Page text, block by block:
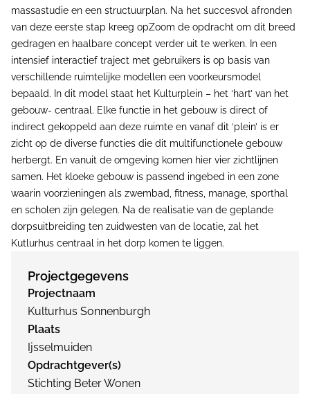
massastudie en een structuurplan. Na het succesvol afronden
van deze eerste stap kreeg opZoom de opdracht om dit breed
gedragen en haalbare concept verder uit te werken. In een
intensief interactief traject met gebruikers is op basis van
verschillende ruimtelijke modellen een voorkeursmodel
bepaald. In dit model staat het Kulturplein – het ‘hart’ van het
gebouw- centraal. Elke functie in het gebouw is direct of
indirect gekoppeld aan deze ruimte en vanaf dit ‘plein’ is er
zicht op de diverse functies die dit multifunctionele gebouw
herbergt. En vanuit de omgeving komen hier vier zichtlijnen
samen. Het kloeke gebouw is passend ingebed in een zone
waarin voorzieningen als zwembad, fitness, manage, sporthal
en scholen zijn gelegen. Na de realisatie van de geplande
dorpsuitbreiding ten zuidwesten van de locatie, zal het
Kutlurhus centraal in het dorp komen te liggen.
Projectgegevens
Projectnaam
Kulturhus Sonnenburgh
Plaats
Ijsselmuiden
Opdrachtgever(s)
Stichting Beter Wonen